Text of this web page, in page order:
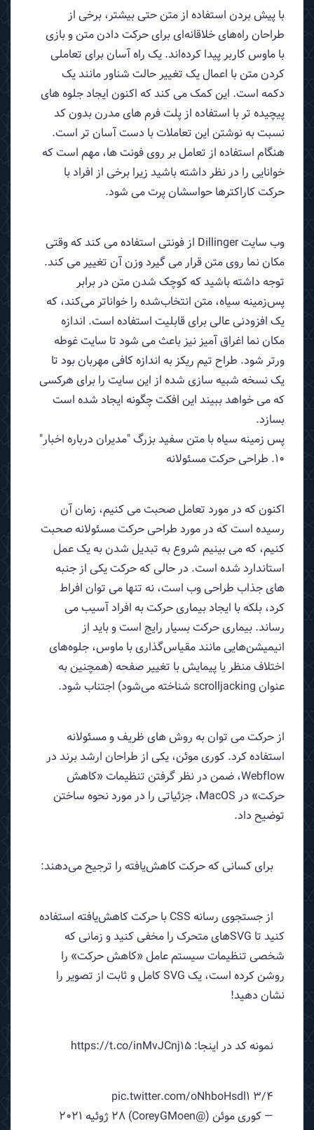
با پیش بردن استفاده از متن حتی بیشتر، برخی از
طراحان راه‌های خلاقانه‌ای برای حرکت دادن متن و بازی
با ماوس کاربر پیدا کرده‌اند. یک راه آسان برای تعاملی
کردن متن با اعمال یک تغییر حالت شناور مانند یک
دکمه است. این کمک می کند که اکنون ایجاد جلوه های
پیچیده تر با استفاده از پلت فرم های مدرن بدون کد
نسبت به نوشتن این تعاملات با دست آسان تر است.
هنگام استفاده از تعامل بر روی فونت ها، مهم است که
خوانایی را در نظر داشته باشید زیرا برخی از افراد با
حرکت کاراکترها حواسشان پرت می شود.
وب سایت Dillinger از فونتی استفاده می کند که وقتی
مکان نما روی متن قرار می گیرد وزن آن تغییر می کند.
توجه داشته باشید که کوچک شدن متن در برابر
پس‌زمینه سیاه، متن انتخاب‌شده را خواناتر می‌کند، که
یک افزودنی عالی برای قابلیت استفاده است. اندازه
مکان نما اغراق آمیز نیز باعث می شود تا سایت غوطه
ورتر شود. طراح تیم ریکز به اندازه کافی مهربان بود تا
یک نسخه شبیه سازی شده از این سایت را برای هرکسی
که می خواهد ببیند این افکت چگونه ایجاد شده است
بسازد.
پس زمینه سیاه با متن سفید بزرگ "مدیران درباره اخبار"
10. طراحی حرکت مسئولانه
اکنون که در مورد تعامل صحبت می کنیم، زمان آن
رسیده است که در مورد طراحی حرکت مسئولانه صحبت
کنیم، که می بینیم شروع به تبدیل شدن به یک عمل
استاندارد شده است. در حالی که حرکت یکی از جنبه
های جذاب طراحی وب است، نه تنها می توان افراط
کرد، بلکه با ایجاد بیماری حرکت به افراد آسیب می
رساند. بیماری حرکت بسیار رایج است و باید از
انیمیشن‌هایی مانند مقیاس‌گذاری با ماوس، جلوه‌های
اختلاف منظر یا پیمایش با تغییر صفحه (همچنین به
عنوان scrolljacking شناخته می‌شود) اجتناب شود.
از حرکت می توان به روش های ظریف و مسئولانه
استفاده کرد. کوری موئن، یکی از طراحان ارشد برند در
Webflow، ضمن در نظر گرفتن تنظیمات «کاهش
حرکت» در MacOS، جزئیاتی را در مورد نحوه ساختن
توضیح داد.
برای کسانی که حرکت کاهش‌یافته را ترجیح می‌دهند:
از جستجوی رسانه CSS با حرکت کاهش‌یافته استفاده
کنید تا SVGهای متحرک را مخفی کنید و زمانی که
شخصی تنظیمات سیستم عامل «کاهش حرکت» را
روشن کرده است، یک SVG کامل و ثابت از تصویر را
نشان دهید!
نمونه کد در اینجا: https://t.co/inMvJCnj15
— کوری موئن (@CoreyGMoen) 28 ژوئیه 2021